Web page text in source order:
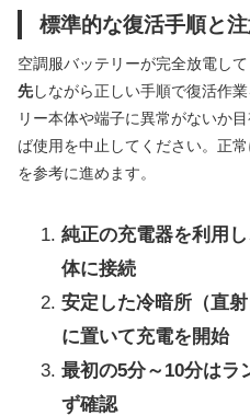
標準的な復活手順と
空調服バッテリーが完全放電して
先しながら正しい手順で復活作
リー本体や端子に異常がないか
ば使用を中止してください。正
を参考に進めます。
純正の充電器を利用
体に接続
安定した冷暗所（直
に置いて充電を開始
最初の5分～10分はラ
ず確認